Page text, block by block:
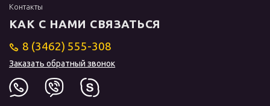
Контакты
КАК С НАМИ СВЯЗАТЬСЯ
8 (3462) 555-308
Заказать обратный звонок